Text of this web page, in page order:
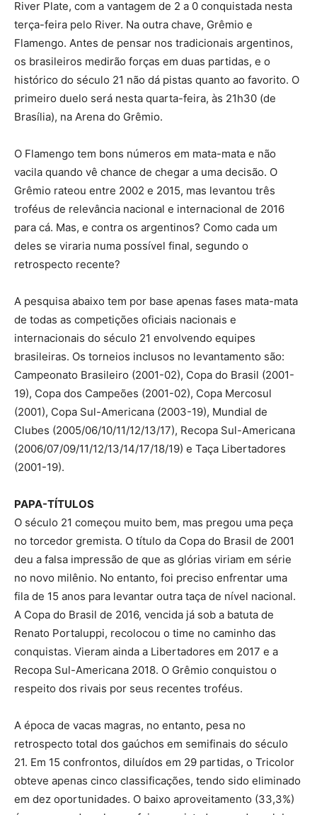
River Plate, com a vantagem de 2 a 0 conquistada nesta
terça-feira pelo River. Na outra chave, Grêmio e
Flamengo. Antes de pensar nos tradicionais argentinos,
os brasileiros medirão forças em duas partidas, e o
histórico do século 21 não dá pistas quanto ao favorito. O
primeiro duelo será nesta quarta-feira, às 21h30 (de
Brasília), na Arena do Grêmio.
O Flamengo tem bons números em mata-mata e não
vacila quando vê chance de chegar a uma decisão. O
Grêmio rateou entre 2002 e 2015, mas levantou três
troféus de relevância nacional e internacional de 2016
para cá. Mas, e contra os argentinos? Como cada um
deles se viraria numa possível final, segundo o
retrospecto recente?
A pesquisa abaixo tem por base apenas fases mata-mata
de todas as competições oficiais nacionais e
internacionais do século 21 envolvendo equipes
brasileiras. Os torneios inclusos no levantamento são:
Campeonato Brasileiro (2001-02), Copa do Brasil (2001-
19), Copa dos Campeões (2001-02), Copa Mercosul
(2001), Copa Sul-Americana (2003-19), Mundial de
Clubes (2005/06/10/11/12/13/17), Recopa Sul-Americana
(2006/07/09/11/12/13/14/17/18/19) e Taça Libertadores
(2001-19).
PAPA-TÍTULOS
O século 21 começou muito bem, mas pregou uma peça
no torcedor gremista. O título da Copa do Brasil de 2001
deu a falsa impressão de que as glórias viriam em série
no novo milênio. No entanto, foi preciso enfrentar uma
fila de 15 anos para levantar outra taça de nível nacional.
A Copa do Brasil de 2016, vencida já sob a batuta de
Renato Portaluppi, recolocou o time no caminho das
conquistas. Vieram ainda a Libertadores em 2017 e a
Recopa Sul-Americana 2018. O Grêmio conquistou o
respeito dos rivais por seus recentes troféus.
A época de vacas magras, no entanto, pesa no
retrospecto total dos gaúchos em semifinais do século
21. Em 15 confrontos, diluídos em 29 partidas, o Tricolor
obteve apenas cinco classificações, tendo sido eliminado
em dez oportunidades. O baixo aproveitamento (33,3%)